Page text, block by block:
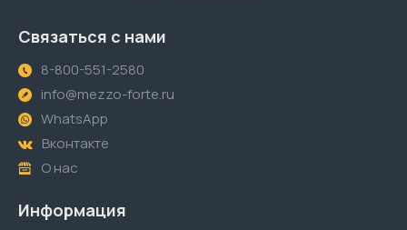
Связаться с нами
8-800-551-2580
info@mezzo-forte.ru
WhatsApp
Вконтакте
О нас
Информация